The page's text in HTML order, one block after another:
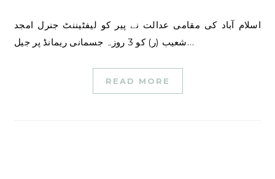
اسلام آباد کی مقامی عدالت نے پیر کو لیفٹیننٹ جنرل امجد
شعیب (ر) کو 3 روزہ جسمانی ریمانڈ پر جیل…
READ MORE